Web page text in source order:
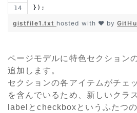
});
gistfile1.txt hosted with ❤ by
ページモデルに特色セクション
追加します。
セクションの各アイテムがチェ
を含んでいるため、新しいクラ
labelとcheckboxというふたつ